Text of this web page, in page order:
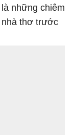
những chiêm
nhà thơ trước